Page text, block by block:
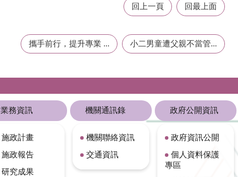
回上一頁 回最上面
攜手前行，提升專業 ... 小二男童遭父親不當管...
業務資訊
施政計畫
施政報告
研究成果
機關通訊錄
機關聯絡資訊
交通資訊
政府公開資訊
政府資訊公開
個人資料保護
專區